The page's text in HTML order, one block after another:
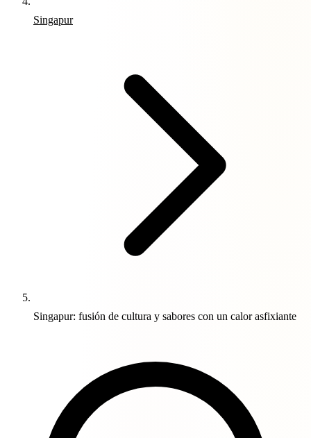
Singapur
Singapur: fusión de cultura y sabores con un calor asfixiante